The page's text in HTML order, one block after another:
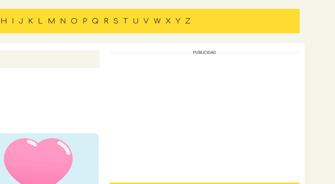
H I J K L M N O P Q R S T U V W X Y Z
PUBLICIDAD